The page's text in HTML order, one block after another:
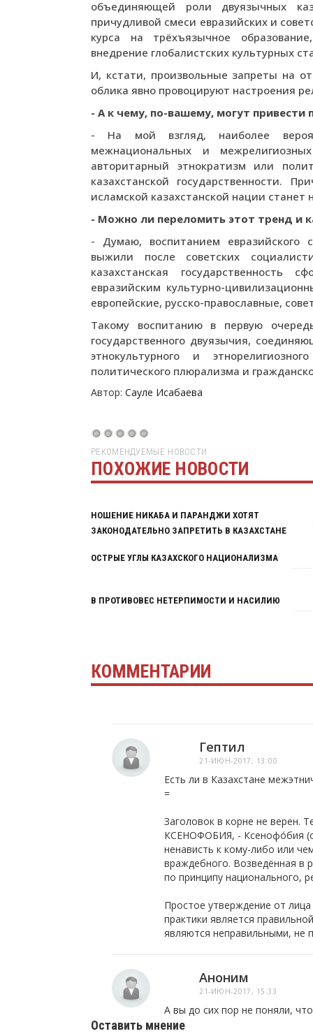
объединяющей роли двуязычных
причудливой смеси евразийских и
курса на трёхъязычное
внедрение глобалистских культурных
И, кстати, произвольные запреты на
облика явно провоцируют настроения
- А к чему, по-вашему, могут привести
- На мой взгляд, наиболее
межнациональных и
авторитарный этнократизм или
казахстанской государственности.
исламской казахстанской нации
- Можно ли переломить этот тренд и
- Думаю, воспитанием евразийского
выжили после советских
казахстанская государственность
евразийским культурно-
европейские, русско-православные,
Такому воспитанию в первую
государственного двуязычия,
этнокультурного и
политического плюрализма и
Автор: Сауле Исабаева
РЕКОМЕНДУЕМЫЕ НОВОСТИ
ПОХОЖИЕ НОВОСТИ
НОШЕНИЕ НИКАБА И ПАРАНДЖИ ХОТЯТ
ЗАКОНОДАТЕЛЬНО ЗАПРЕТИТЬ В КАЗАХСТАНЕ
ОСТРЫЕ УГЛЫ КАЗАХСКОГО НАЦИОНАЛИЗМА
В ПРОТИВОВЕС НЕТЕРПИМОСТИ И НАСИЛИЮ
КОММЕНТАРИИ
Гептил
21-ИЮН-2017, 13:00
Есть ли в Казахстане
=
Заголовок в корне не верен.
КСЕНОФОБИЯ, - Ксенофо́бия
ненависть к кому-либо или
враждебного. Возведённая в
по принципу национального,
Простое утверждение от
практики является
являются неправильными, не
Аноним
21-ИЮН-2017, 15:33
А вы до сих пор не поняли,
Оставить мнение